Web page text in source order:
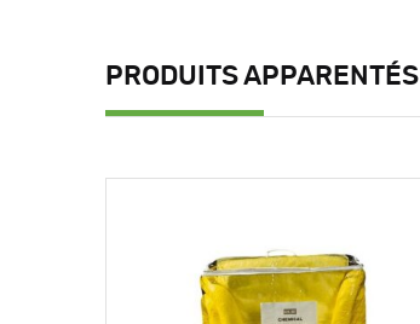
PRODUITS APPARENTÉS